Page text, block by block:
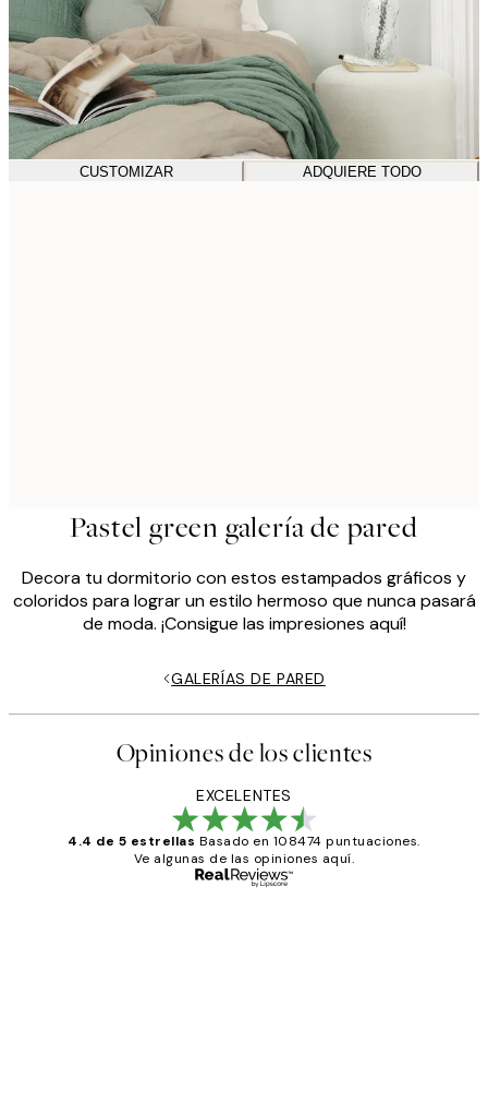
CUSTOMIZAR ADQUIERE TODO
Pastel green galería de pared
Decora tu dormitorio con estos estampados gráficos y
coloridos para lograr un estilo hermoso que nunca pasará
de moda. ¡Consigue las impresiones aquí!
GALERÍAS DE PARED
Opiniones de los clientes
EXCELENTES
4.4 de 5 estrellas Basado en 108474 puntuaciones.
Ve algunas de las opiniones aquí.